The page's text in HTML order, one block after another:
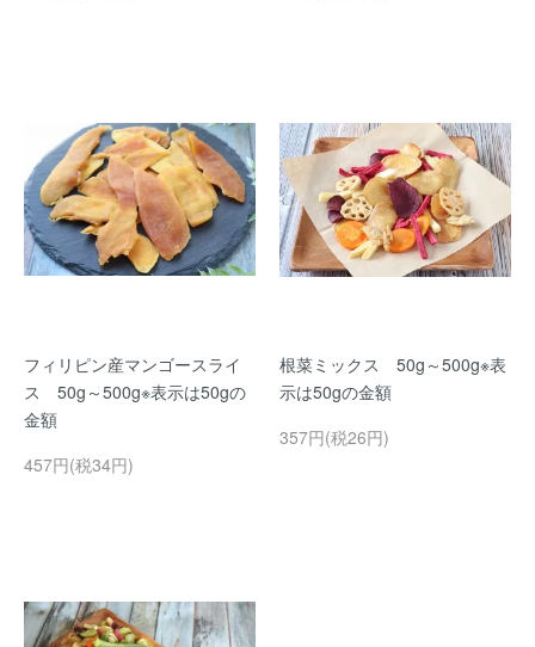
フィリピン産マンゴースライ
ス 50g～500g※表示は50gの
金額
457円(税34円)
根菜ミックス 50g～500g※表
示は50gの金額
357円(税26円)